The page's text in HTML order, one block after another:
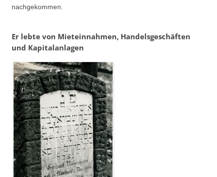
nachgekommen.
Er lebte von Mieteinnahmen, Handelsgeschäften
und Kapitalanlagen